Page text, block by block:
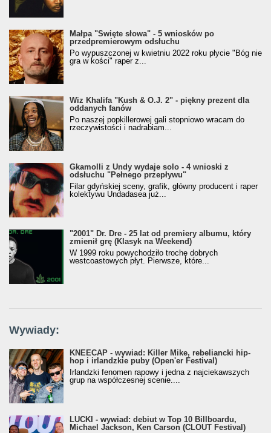
Małpa "Święte słowa" - 5 wniosków po
przedpremierowym odsłuchu
Po wypuszczonej w kwietniu 2022 roku płycie "Bóg nie
gra w kości" raper z...
Wiz Khalifa "Kush & O.J. 2" - piękny prezent dla
oddanych fanów
Po naszej popkillerowej gali stopniowo wracam do
rzeczywistości i nadrabiam...
Gkamolli z Undy wydaje solo - 4 wnioski z
odsłuchu "Pełnego przepływu"
Filar gdyńskiej sceny, grafik, główny producent i raper
kolektywu Undadasea już...
"2001" Dr. Dre - 25 lat od premiery albumu, który
zmienił grę (Klasyk na Weekend)
W 1999 roku powychodziło trochę dobrych
westcoastowych płyt. Pierwsze, które...
Wywiady:
KNEECAP - wywiad: Killer Mike, rebeliancki hip-
hop i irlandzkie puby (Open'er Festival)
Irlandzki fenomen rapowy i jedna z najciekawszych
grup na współczesnej scenie....
LUCKI - wywiad: debiut w Top 10 Billboardu,
Michael Jackson, Ken Carson (CLOUT Festival)